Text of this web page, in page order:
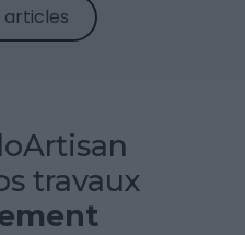
articles
travaux